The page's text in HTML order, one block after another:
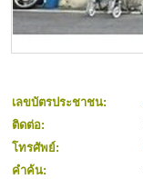
เลขบัตรประชาชน:
ติดต่อ:
โทรศัพย์:
คำค้น: